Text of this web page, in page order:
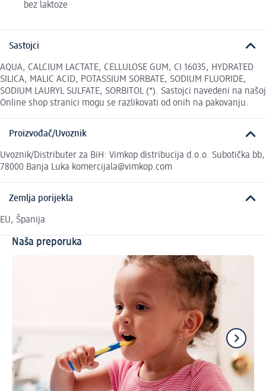
bez laktoze
Sastojci
AQUA, CALCIUM LACTATE, CELLULOSE GUM, CI 16035, HYDRATED
SILICA, MALIC ACID, POTASSIUM SORBATE, SODIUM FLUORIDE,
SODIUM LAURYL SULFATE, SORBITOL (*). Sastojci navedeni na našoj
Online shop stranici mogu se razlikovati od onih na pakovanju.
Proizvođač/Uvoznik
Uvoznik/Distributer za BiH: Vimkop distribucija d.o.o. Subotička bb,
78000 Banja Luka komercijala@vimkop.com
Zemlja porijekla
EU, Španija
Naša preporuka